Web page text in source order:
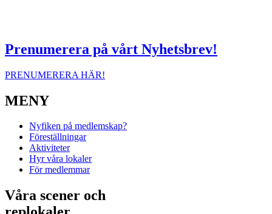
Prenumerera på vårt Nyhetsbrev!
PRENUMERERA HÄR!
MENY
Nyfiken på medlemskap?
Föreställningar
Aktiviteter
Hyr våra lokaler
För medlemmar
Våra scener och